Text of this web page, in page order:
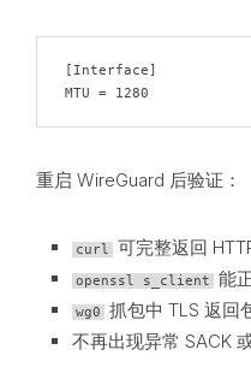
[Interface]
MTU = 1280
重启 WireGuard 后验证：
curl 可完整返回
openssl s_client 能
wg0
抓包中 TLS 返回
不再出现异常 SACK 或